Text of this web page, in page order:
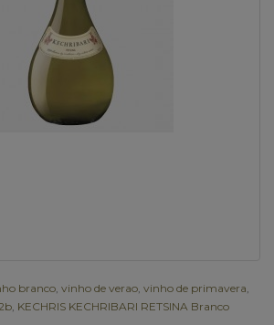
branco vinho de verao vinho de primavera
KECHRIS KECHRIBARI RETSINA Branco